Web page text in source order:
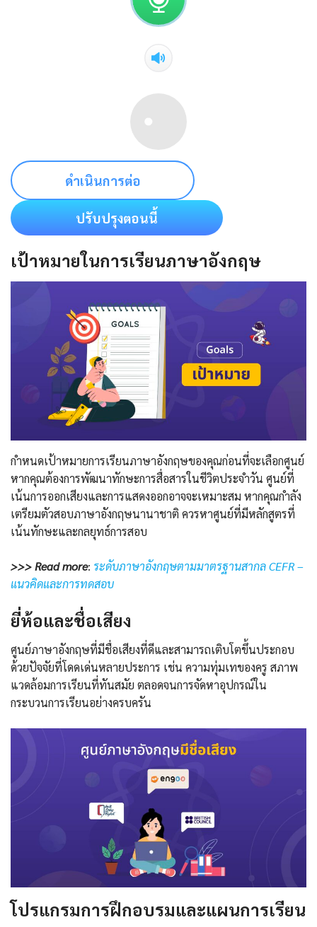
ดำเนินการต่อ
ปรับปรุงตอนนี้
เป้าหมายในการเรียนภาษาอังกฤษ
กำหนดเป้าหมายการเรียนภาษาอังกฤษของคุณก่อนที่จะเลือกศูนย์
หากคุณต้องการพัฒนาทักษะการสื่อสารในชีวิตประจำวัน ศูนย์ที่
เน้นการออกเสียงและการแสดงออกอาจจะเหมาะสม หากคุณกำลัง
เตรียมตัวสอบภาษาอังกฤษนานาชาติ ควรหาศูนย์ที่มีหลักสูตรที่
เน้นทักษะและกลยุทธ์การสอบ
>>> Read more: ระดับภาษาอังกฤษตามมาตรฐานสากล CEFR –
แนวคิดและการทดสอบ
ยี่ห้อและชื่อเสียง
ศูนย์ภาษาอังกฤษที่มีชื่อเสียงที่ดีและสามารถเติบโตขึ้นประกอบ
ด้วยปัจจัยที่โดดเด่นหลายประการ เช่น ความทุ่มเทของครู สภาพ
แวดล้อมการเรียนที่ทันสมัย ​​ตลอดจนการจัดหาอุปกรณ์ใน
กระบวนการเรียนอย่างครบครัน
โปรแกรมการฝึกอบรมและแผนการเรียน